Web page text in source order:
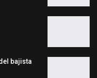
bajista